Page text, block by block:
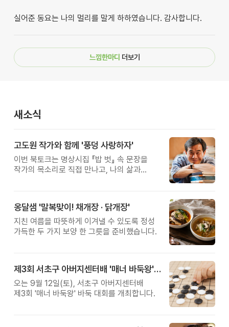
실어준 동요는 나의 멀리를 말게 하하였습니다. 감사합니다.
느낌한마디 더보기
새소식
고도원 작가와 함께 '풍덩 사랑하자'
이번 북토크는 명상시집 『밥 벗』 속 문장을
작가의 목소리로 직접 만나고, 나의 삶과
옹달샘 '말복맞이! 채개장 · 닭개장'
지친 여름을 따뜻하게 이겨낼 수 있도록 정성
가득한 두 가지 보양 한 그릇을 준비했습니다.
제3회 서초구 아버지센터배 '매너 바둑왕' 대회
오는 9월 12일(토), 서초구 아버지센터배
제3회 '매너 바둑왕' 바둑 대회를 개최합니다.